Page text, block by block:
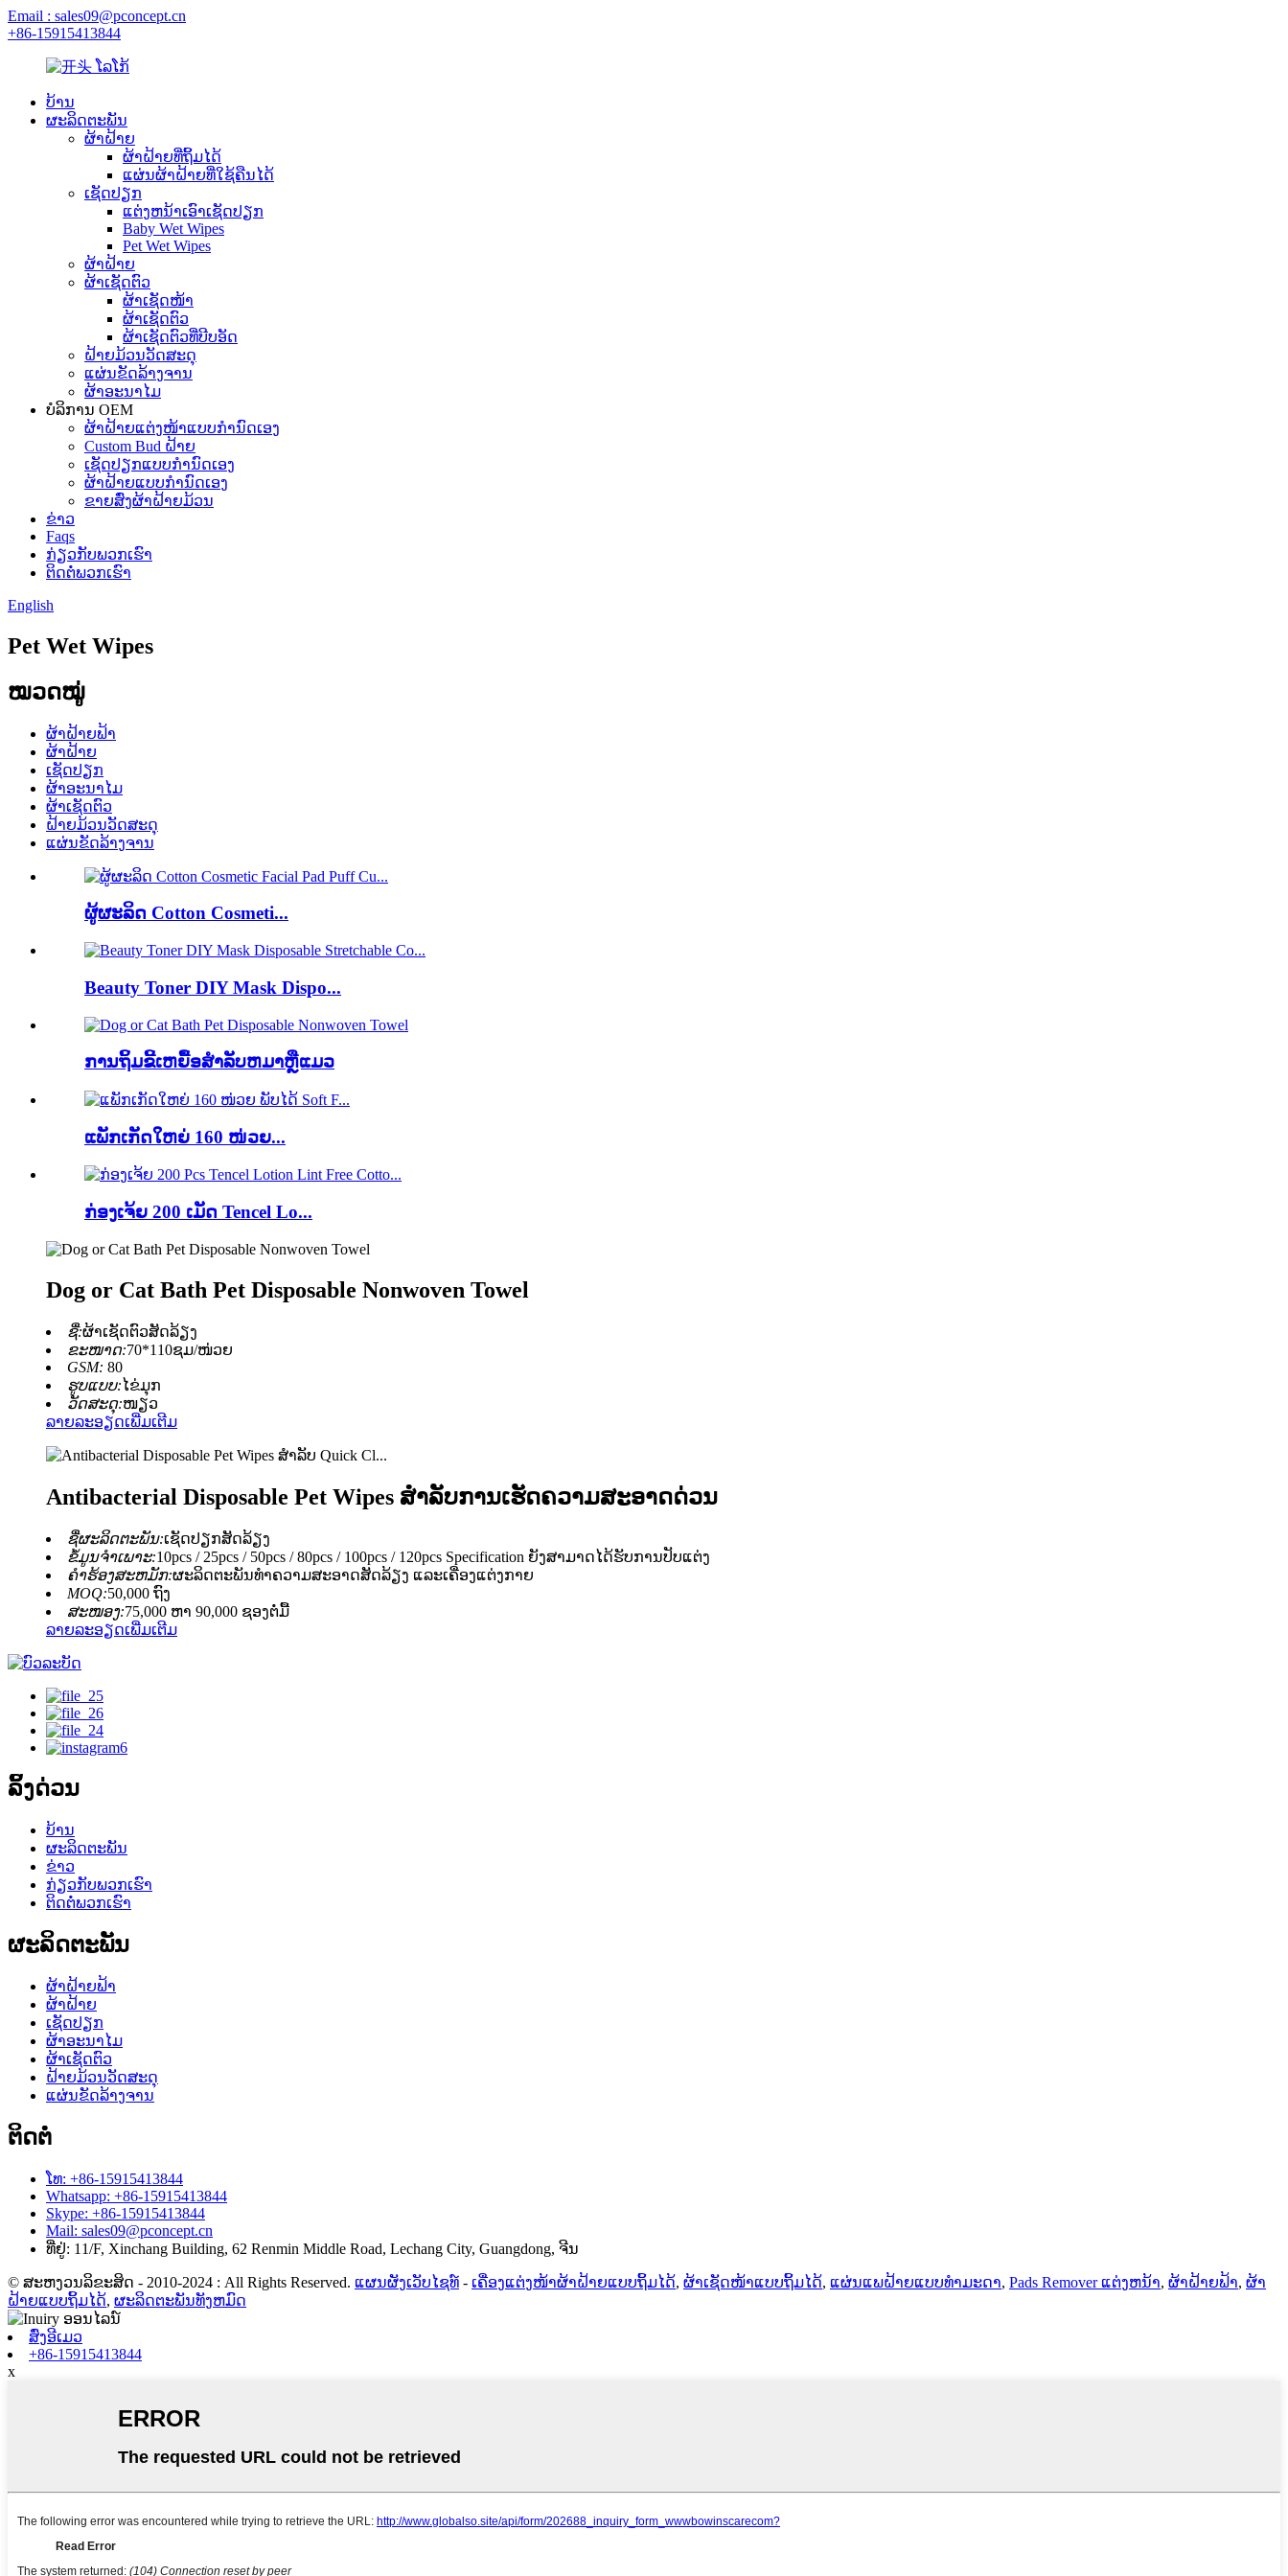
Email : sales09@pconcept.cn
+86-15915413844
ບ້ານ
ຜະລິດຕະພັນ
ຜ້າຝ້າຍ
ຜ້າຝ້າຍທີ່ຖິ້ມໄດ້
ແຜ່ນຜ້າຝ້າຍທີ່ໃຊ້ຄືນໄດ້
ເຊັດປຽກ
ແຕ່ງຫນ້າເອົາເຊັດປຽກ
Baby Wet Wipes
Pet Wet Wipes
ຜ້າຝ້າຍ
ຜ້າເຊັດຕົວ
ຜ້າເຊັດໜ້າ
ຜ້າເຊັດຕົວ
ຜ້າເຊັດຕົວທີ່ບີບອັດ
ຝ້າຍມ້ວນວັດສະດຸ
ແຜ່ນຂັດລ້າງຈານ
ຜ້າອະນາໄມ
ບໍລິການ OEM
ຜ້າຝ້າຍແຕ່ງໜ້າແບບກຳນົດເອງ
Custom Bud ຝ້າຍ
ເຊັດປຽກແບບກຳນົດເອງ
ຜ້າຝ້າຍແບບກຳນົດເອງ
ຂາຍສົ່ງຜ້າຝ້າຍມ້ວນ
ຂ່າວ
Faqs
ກ່ຽວກັບພວກເຮົາ
ຕິດຕໍ່ພວກເຮົາ
English
Pet Wet Wipes
ໝວດໝູ່
ຜ້າຝ້າຍຟ້າ
ຜ້າຝ້າຍ
ເຊັດປຽກ
ຜ້າອະນາໄມ
ຜ້າເຊັດຕົວ
ຝ້າຍມ້ວນວັດສະດຸ
ແຜ່ນຂັດລ້າງຈານ
ຜູ້ຜະລິດ Cotton Cosmeti...
Beauty Toner DIY Mask Dispo...
ການຖິ້ມຂີ້ເຫຍື້ອສໍາລັບຫມາຫຼືແມວ
ແພັກເກັດໃຫຍ່ 160 ໜ່ວຍ...
ກ່ອງເຈ້ຍ 200 ເມັດ Tencel Lo...
Dog or Cat Bath Pet Disposable Nonwoven Towel
ຊື່:ຜ້າເຊັດຕົວສັດລ້ຽງ
ຂະໜາດ:70*110ຊມ/ໜ່ວຍ
GSM: 80
ຮູບແບບ:ໄຂ່ມຸກ
ວັດສະດຸ:ໜຽວ
ລາຍລະອຽດເພີ່ມເຕີມ
Antibacterial Disposable Pet Wipes ສໍາລັບການເຮັດຄວາມສະອາດດ່ວນ
ຊື່ຜະລິດຕະພັນ:ເຊັດປຽກສັດລ້ຽງ
ຂໍ້ມູນຈໍາເພາະ:10pcs / 25pcs / 50pcs / 80pcs / 100pcs / 120pcs Specification ຍັງສາມາດໄດ້ຮັບການປັບແຕ່ງ
ຄໍາຮ້ອງສະຫມັກ:ຜະລິດຕະພັນທຳຄວາມສະອາດສັດລ້ຽງ ແລະເຄື່ອງແຕ່ງກາຍ
MOQ:50,000 ຖົງ
ສະໜອງ:75,000 ຫາ 90,000 ຊອງຕໍ່ມື້
ລາຍລະອຽດເພີ່ມເຕີມ
ລິ້ງດ່ວນ
ບ້ານ
ຜະລິດຕະພັນ
ຂ່າວ
ກ່ຽວກັບພວກເຮົາ
ຕິດຕໍ່ພວກເຮົາ
ຜະລິດຕະພັນ
ຜ້າຝ້າຍຟ້າ
ຜ້າຝ້າຍ
ເຊັດປຽກ
ຜ້າອະນາໄມ
ຜ້າເຊັດຕົວ
ຝ້າຍມ້ວນວັດສະດຸ
ແຜ່ນຂັດລ້າງຈານ
ຕິດຕໍ່
ໂທ: +86-15915413844
Whatsapp: +86-15915413844
Skype: +86-15915413844
Mail: sales09@pconcept.cn
ທີ່ຢູ່: 11/F, Xinchang Building, 62 Renmin Middle Road, Lechang City, Guangdong, ຈີນ
© ສະຫງວນລິຂະສິດ - 2010-2024 : All Rights Reserved. ແຜນຜັງເວັບໄຊທ໌ - ເຄື່ອງແຕ່ງໜ້າຜ້າຝ້າຍແບບຖິ້ມໄດ້, ຜ້າເຊັດໜ້າແບບຖິ້ມໄດ້, ແຜ່ນແພຝ້າຍແບບທຳມະດາ, Pads Remover ແຕ່ງຫນ້າ, ຜ້າຝ້າຍຟ້າ, ຜ້າ
ຝ້າຍແບບຖິ້ມໄດ້, ຜະລິດຕະພັນທັງຫມົດ
ສົ່ງອີເມວ
+86-15915413844
x